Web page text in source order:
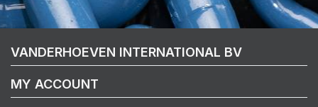
VANDERHOEVEN INTERNATIONAL BV
MY ACCOUNT